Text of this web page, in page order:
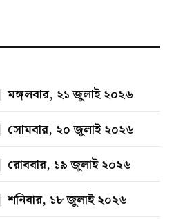
২১ জুলাই ২০২৬
২০ জুলাই ২০২৬
১৯ জুলাই ২০২৬
১৮ জুলাই ২০২৬